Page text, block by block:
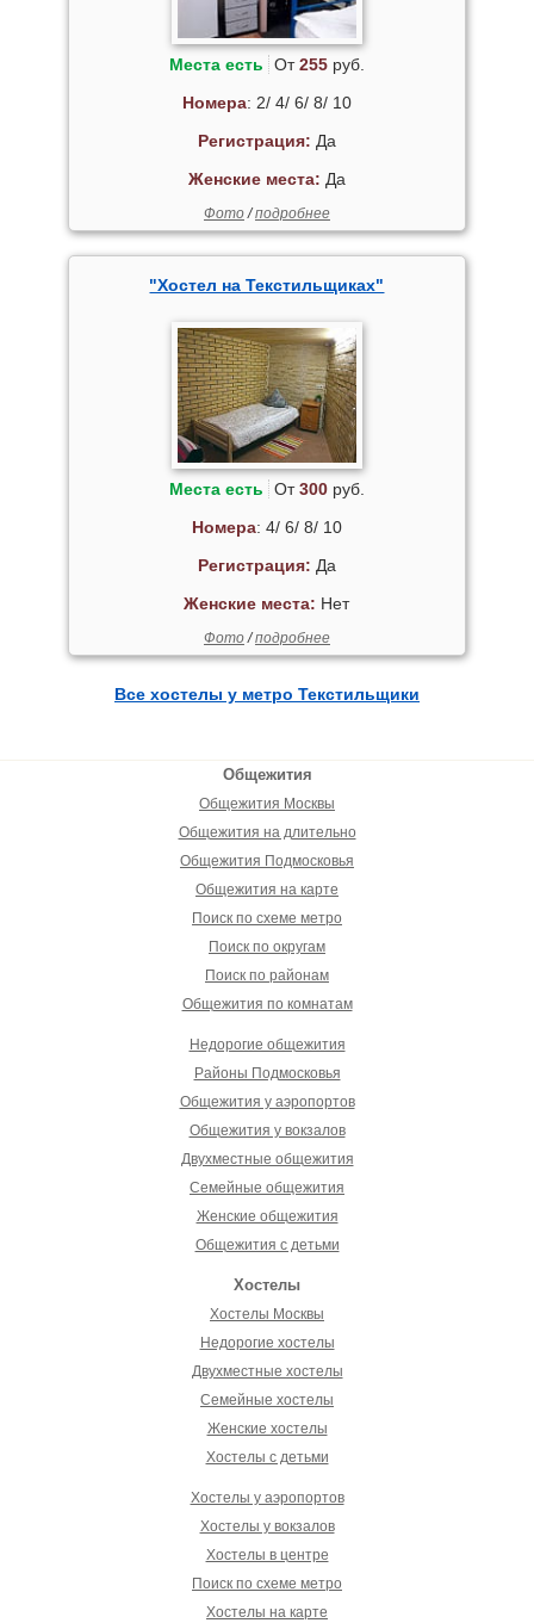
Места есть От255руб.
Номера: 2/ 4/ 6/ 8/ 10
Регистрация: Да
Женские места: Да
Фото/подробнее
"Хостел на Текстильщиках"
Места есть От300руб.
Номера: 4/ 6/ 8/ 10
Регистрация: Да
Женские места: Нет
Фото/подробнее
Все хостелы у метро Текстильщики
Общежития
Общежития Москвы
Общежития на длительно
Общежития Подмосковья
Общежития на карте
Поиск по схеме метро
Поиск по округам
Поиск по районам
Общежития по комнатам
Недорогие общежития
Районы Подмосковья
Общежития у аэропортов
Общежития у вокзалов
Двухместные общежития
Семейные общежития
Женские общежития
Общежития с детьми
Хостелы
Хостелы Москвы
Недорогие хостелы
Двухместные хостелы
Семейные хостелы
Женские хостелы
Хостелы с детьми
Хостелы у аэропортов
Хостелы у вокзалов
Хостелы в центре
Поиск по схеме метро
Хостелы на карте